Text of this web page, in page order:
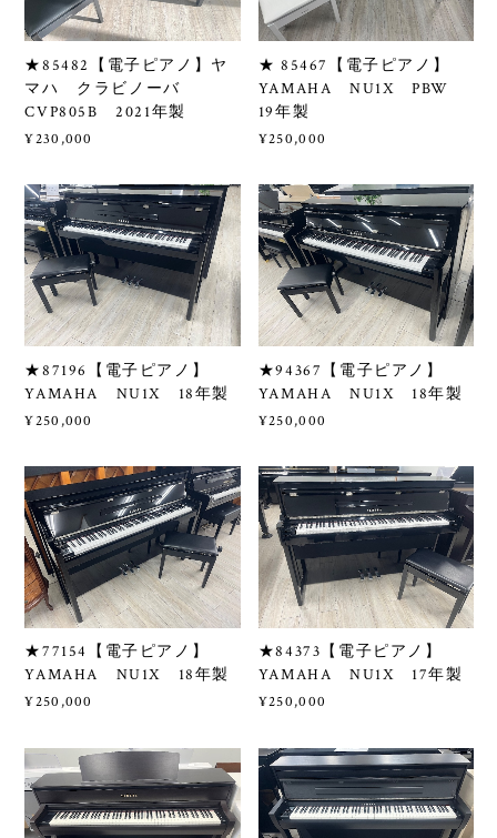
★85482【電子ピアノ】ヤ
マハ クラビノーバ
CVP805B 2021年製
¥230,000
★ 85467【電子ピアノ】
YAMAHA NU1X PBW
19年製
¥250,000
★87196【電子ピアノ】
YAMAHA NU1X 18年製
¥250,000
★94367【電子ピアノ】
YAMAHA NU1X 18年製
¥250,000
★77154【電子ピアノ】
YAMAHA NU1X 18年製
¥250,000
★84373【電子ピアノ】
YAMAHA NU1X 17年製
¥250,000